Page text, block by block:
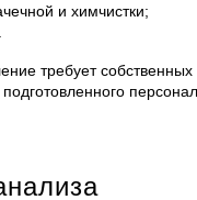
и химчистки;
требует собственных